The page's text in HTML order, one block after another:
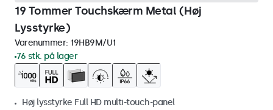
19 Tommer Touchskærm Metal (Høj
Lysstyrke)
Varenummer: 19HB9M/U1
76 stk. på lager
Høj lysstyrke Full HD multi-touch-panel